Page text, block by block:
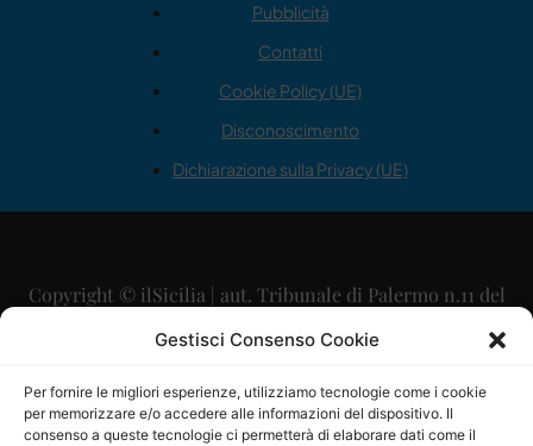
Gestisci Consenso Cookie
Per fornire le migliori esperienze, utilizziamo tecnologie come i cookie
per memorizzare e/o accedere alle informazioni del dispositivo. Il
consenso a queste tecnologie ci permetterà di elaborare dati come il
Pubblicità
Contatti
Cookie Policy (UE)
Disconoscimento
Dichiarazione sulla Privacy (UE)
Copyright © ilSicilia | aut. Tribunale di Palermo n.11 del
29/09/2015
Direttore Editoriale: Maurizio Scaglione